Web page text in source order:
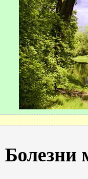
Болезни